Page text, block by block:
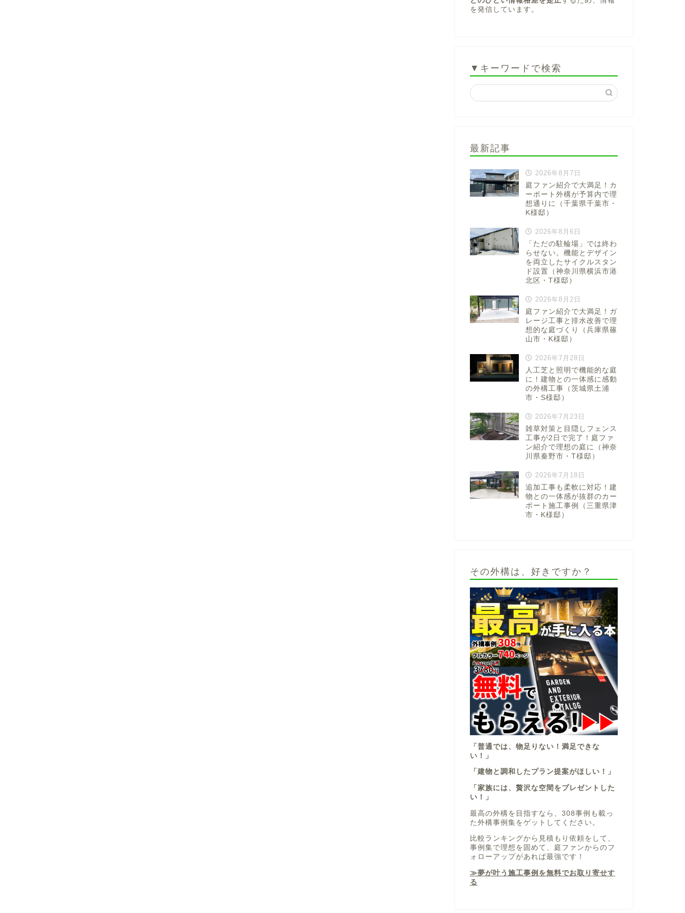
を発信しています。
▼キーワードで検索
最新記事
2026年8月7日
庭ファン紹介で大満足！カ
ーポート外構が予算内で理
想通りに（千葉県千葉市・
K様邸）
2026年8月6日
「ただの駐輪場」では終わ
らせない。機能とデザイン
を両立したサイクルスタン
ド設置（神奈川県横浜市港
北区・T様邸）
2026年8月2日
庭ファン紹介で大満足！ガ
レージ工事と排水改善で理
想的な庭づくり（兵庫県篠
山市・K様邸）
2026年7月28日
人工芝と照明で機能的な庭
に！建物との一体感に感動
の外構工事（茨城県土浦
市・S様邸）
2026年7月23日
雑草対策と目隠しフェンス
工事が2日で完了！庭ファ
ン紹介で理想の庭に（神奈
川県秦野市・T様邸）
2026年7月18日
追加工事も柔軟に対応！建
物との一体感が抜群のカー
ポート施工事例（三重県津
市・K様邸）
その外構は、好きですか？
「普通では、物足りない！満足できな
い！」
「建物と調和したプラン提案がほしい！」
「家族には、贅沢な空間をプレゼントした
い！」
最高の外構を目指すなら、308事例も載っ
た外構事例集をゲットしてください。
比較ランキングから見積もり依頼をして、
事例集で理想を固めて、庭ファンからのフ
ォローアップがあれば最強です！
≫夢が叶う施工事例を無料でお取り寄せす
る